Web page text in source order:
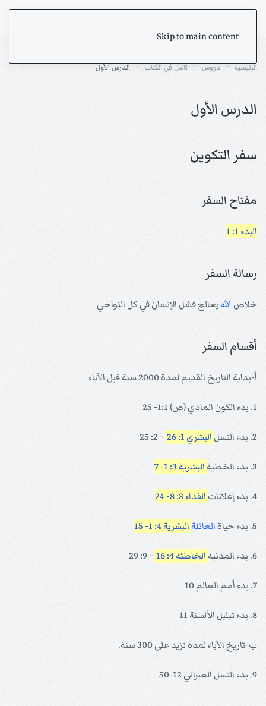
Skip to main content
الرئيسية دروس تأمل في الكتاب الدرس الأول
الدرس الأول
سفر التكوين
مفتاح السفر
البدء 1: 1
رسالة السفر
خلاص الله يعالج فشل الإنسان في كل النواحي
أقسام السفر
أ-بداية التاريخ القديم لمدة 2000 سنة قبل الآباء
1. بدء الكون المادي (ص) 1:1- 25
2. بدء النسل البشري 1: 26 – 2: 25
3. بدء الخطية البشرية 3: 1- 7
4. بدء إعلانات الفداء 3: 8- 24
5. بدء حياة العائلة البشرية 4: 1- 15
6. بدء المدنية الخاطئة 4: 16 – 9: 29
7. بدء أمم العالم 10
8. بدء تبلبل الألسنة 11
ب-تاريخ الآباء لمدة تزيد على 300 سنة.
9. بدء النسل العبراني 12-50